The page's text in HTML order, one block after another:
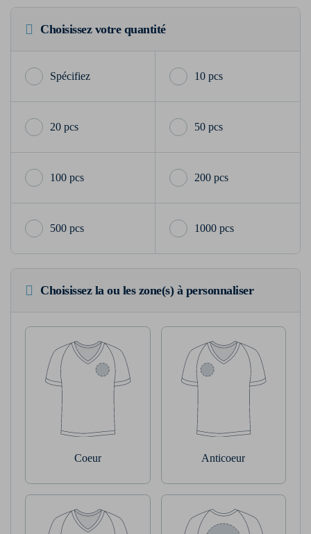
Choisissez votre quantité
10 pcs
20 pcs 50 pcs
100 pcs 200 pcs
500 pcs 1000 pcs
Choisissez la ou les zone(s) à personnaliser
Coeur Anticoeur